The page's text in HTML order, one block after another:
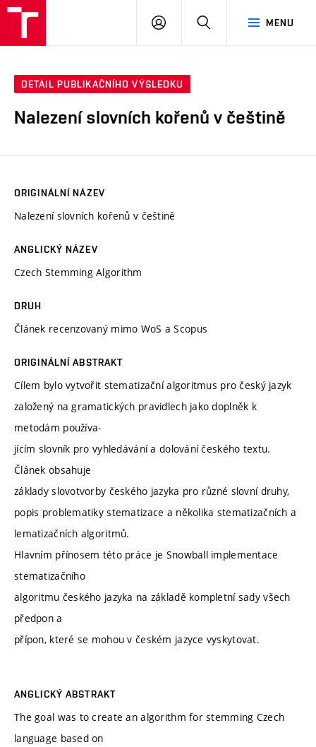
MENU
PŘIHLÁSIT
DETAIL PUBLIKAČNÍHO VÝSLEDKU
Nalezení slovních kořenů v češtině
ORIGINÁLNÍ NÁZEV
Nalezení slovních kořenů v češtině
ANGLICKÝ NÁZEV
Czech Stemming Algorithm
DRUH
Článek recenzovaný mimo WoS a Scopus
ORIGINÁLNÍ ABSTRAKT
Cílem bylo vytvořit stematizační algoritmus pro český jazyk
založený na gramatických pravidlech jako doplněk k
metodám používa-
jícím slovník pro vyhledávání a dolování českého textu.
Článek obsahuje
základy slovotvorby českého jazyka pro různé slovní druhy,
popis problematiky stematizace a několika stematizačních a
lematizačních algoritmů.
Hlavním přínosem této práce je Snowball implementace
stematizačního
algoritmu českého jazyka na základě kompletní sady všech
předpon a
přípon, které se mohou v českém jazyce vyskytovat.
ANGLICKÝ ABSTRAKT
The goal was to create an algorithm for stemming Czech
language based on